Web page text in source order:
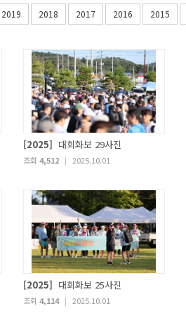
2019 2018 2017 2016 2015
[2025] 대회화보 29사진
조회 4,512 | 2025.10.01
[2025] 대회화보 25사진
조회 4,114 | 2025.10.01